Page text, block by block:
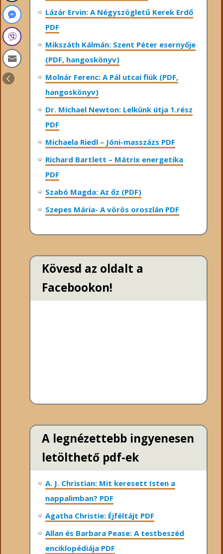
Lázár Ervin: A Négyszögletű Kerek Erdő
PDF
Mikszáth Kálmán: Szent Péter esernyője
(PDF, hangoskönyv)
Molnár Ferenc: A Pál utcai fiúk (PDF,
hangoskönyv)
Dr. Michael Newton: Lelkünk útja 1.rész
PDF
Michaela Riedl – Jóni-masszázs PDF
Richard Bartlett – Mátrix energetika
PDF
Szabó Magda: Az őz (PDF)
Szepes Mária- A vörös oroszlán PDF
Kövesd az oldalt a
Facebookon!
A legnézettebb ingyenesen
letölthető pdf-ek
A. J. Christian: Mit keresett Isten a
nappalimban? PDF
Agatha Christie: Éjféltájt PDF
Allan és Barbara Pease: A testbeszéd
enciklopédiája PDF